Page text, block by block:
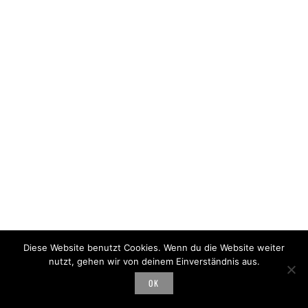
Diese Website benutzt Cookies. Wenn du die Website weiter
nutzt, gehen wir von deinem Einverständnis aus.
OK